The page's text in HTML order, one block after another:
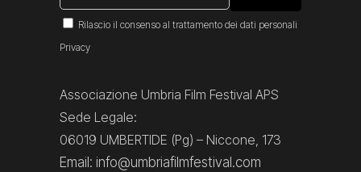
Rilascio il consenso al trattamento dei dati personali
Privacy
Associazione Umbria Film Festival APS
Sede Legale:
06019 UMBERTIDE (Pg) – Niccone, 173
Email: info@umbriafilmfestival.com